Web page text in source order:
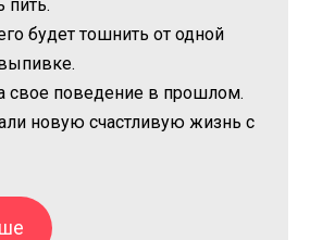
пить.
будет тошнить от одной
свое поведение в прошлом.
новую счастливую жизнь с